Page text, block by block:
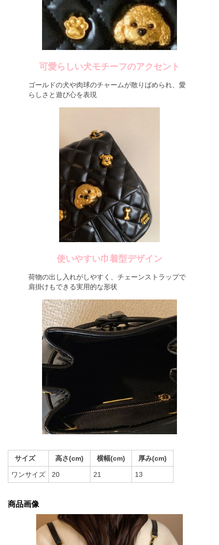
可愛らしい犬モチーフのアクセント
ゴールドの犬や肉球のチャームが散りばめられ、愛
らしさと遊び心を表現
使いやすい巾着型デザイン
荷物の出し入れがしやすく、チェーンストラップで
肩掛けもできる実用的な形状
サイズ 高さ(cm) 横幅(cm) 厚み(cm)
ワンサイズ 20 21 13
商品画像